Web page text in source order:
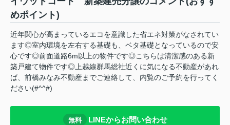
めポイント)
近年関心が高まっているエコを意識した省エネ対策がなされてい
ます◎室内環境を左右する基礎も、ベタ基礎となっているので安
心です◎前面道路6m以上の物件です◎こちらは清潔感のある新
築戸建て物件です◎上越線群馬総社近くに気になる不動産があれ
ば、前橋みなみ不動産までご連絡して、内覧のご予約を行ってく
ださい(#^^#)
無料 LINEからお問い合わせ